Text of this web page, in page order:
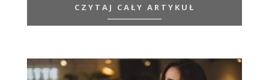
CZYTAJ CAŁY ARTYKUŁ